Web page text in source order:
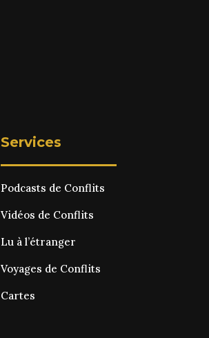
Services
Podcasts de Conflits
Vidéos de Conflits
Lu à l’étranger
Voyages de Conflits
Cartes